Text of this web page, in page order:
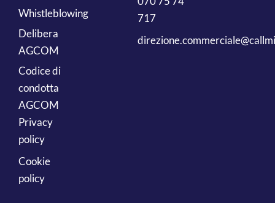
Whistleblowing
Delibera
AGCOM
Codice di
condotta
AGCOM
Privacy
policy
Cookie
policy
717